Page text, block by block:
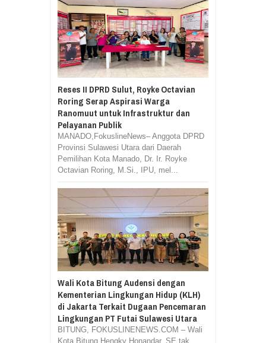
Reses II DPRD Sulut, Royke Octavian
Roring Serap Aspirasi Warga
Ranomuut untuk Infrastruktur dan
Pelayanan Publik
MANADO,FokuslineNews– Anggota DPRD
Provinsi Sulawesi Utara dari Daerah
Pemilihan Kota Manado, Dr. Ir. Royke
Octavian Roring, M.Si., IPU, mel...
Wali Kota Bitung Audensi dengan
Kementerian Lingkungan Hidup (KLH)
di Jakarta Terkait Dugaan Pencemaran
Lingkungan PT Futai Sulawesi Utara
BITUNG, FOKUSLINENEWS.COM – Wali
Kota Bitung Hengky Honandar, SE tak